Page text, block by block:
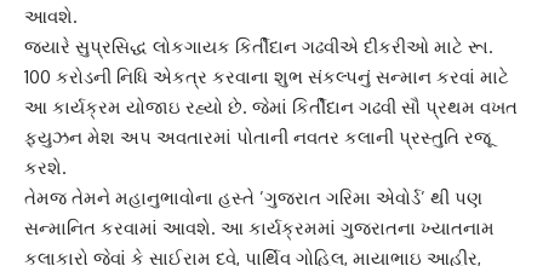
આવશે.
જયારે સુપ્રસિદ્ધ લોકગાયક કિર્તીદાન ગઢવીએ દીકરીઓ માટે રૂા.
100 કરોડની નિધિ એકત્ર કરવાના શુભ સંકલ્પનું સન્માન કરવાં માટે
આ કાર્યક્રમ યોજાઇ રહ્યો છે. જેમાં કિર્તીદાન ગઢવી સૌ પ્રથમ વખત
ફ્યુઝન મેશ અપ અવતારમાં પોતાની નવતર કલાની પ્રસ્તુતિ રજૂ
કરશે.
તેમજ તેમને મહાનુભાવોના હસ્તે ’ગુજરાત ગરિમા એવોર્ડ’ થી પણ
સન્માનિત કરવામાં આવશે. આ કાર્યક્રમમાં ગુજરાતના ખ્યાતનામ
કલાકારો જેવાં કે સાઈરામ દવે, પાર્થિવ ગોહિલ, માયાભાઇ આહીર,